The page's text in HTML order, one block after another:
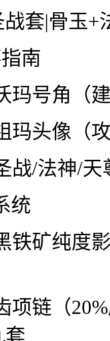
套|骨玉+
南
玛号角（
玛头像（
战/法神/
统
铁矿纯度
项链（
套